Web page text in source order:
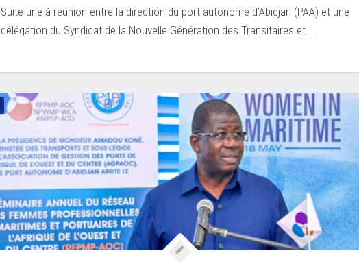
Suite une à reunion entre la direction du port autonome d’Abidjan (PAA) et une
délégation du Syndicat de la Nouvelle Génération des Transitaires et...